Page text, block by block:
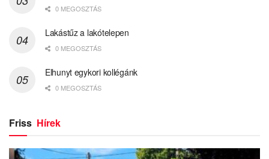
0 MEGOSZTÁS
Lakástűz a lakótelepen
0 MEGOSZTÁS
Elhunyt egykori kollégánk
0 MEGOSZTÁS
Friss Hírek